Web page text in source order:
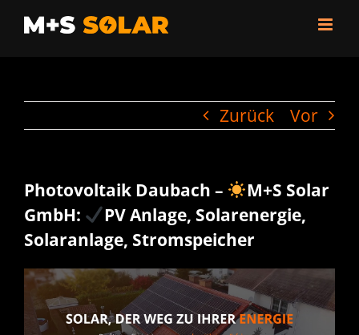
Zum
Inhalt
Zurück Vor
Photovoltaik Daubach –
M+S Solar
GmbH:
PV Anlage, Solarenergie,
Solaranlage, Stromspeicher